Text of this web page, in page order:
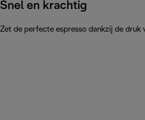
Snel en krachtig
Zet de perfecte espresso dankzij de